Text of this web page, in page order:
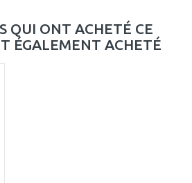
QUI ONT ACHETÉ CE
ÉGALEMENT ACHETÉ